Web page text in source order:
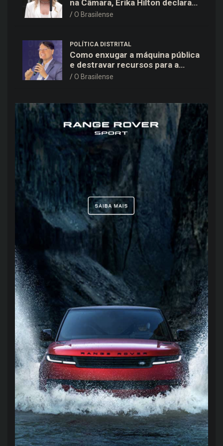
na Câmara, Erika Hilton declara
patrimônio de R$ 15,9 mil ao TSE
O Brasilense
POLÍTICA DISTRITAL
Como enxugar a máquina pública
e destravar recursos para a
saúde e educação no DF
O Brasilense